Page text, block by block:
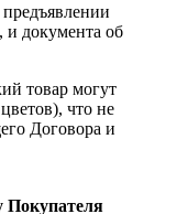
и документа об
товар могут
что не
Договора и
Покупателя